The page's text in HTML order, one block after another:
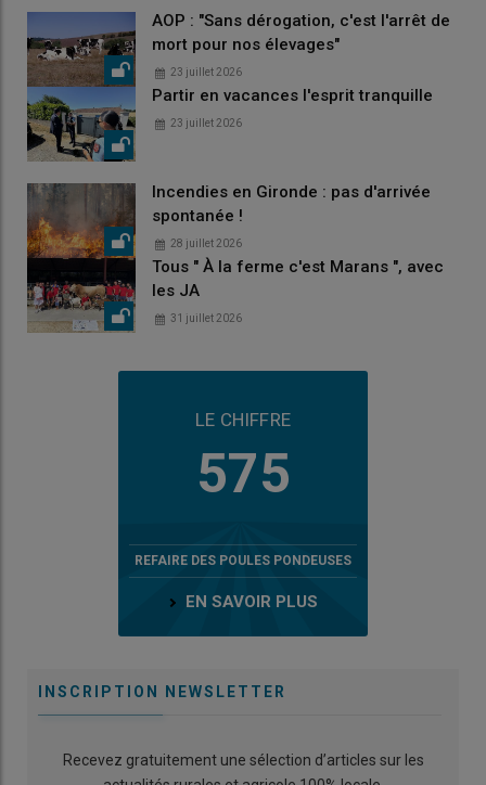
AOP : "Sans dérogation, c'est l'arrêt de
mort pour nos élevages"
23 juillet 2026
Partir en vacances l'esprit tranquille
23 juillet 2026
Incendies en Gironde : pas d'arrivée
spontanée !
28 juillet 2026
Tous " À la ferme c'est Marans ", avec
les JA
31 juillet 2026
LE CHIFFRE
575
REFAIRE DES POULES PONDEUSES
EN SAVOIR PLUS
INSCRIPTION NEWSLETTER
Recevez gratuitement une sélection d’articles sur les